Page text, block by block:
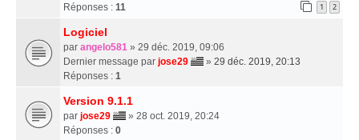
Réponses : 11 1 2
Logiciel
par angelo581 » 29 déc. 2019, 09:06
Dernier message par jose29 » 29 déc. 2019, 20:13
Réponses : 1
Version 9.1.1
par jose29
» 28 oct. 2019, 20:24
Réponses : 0